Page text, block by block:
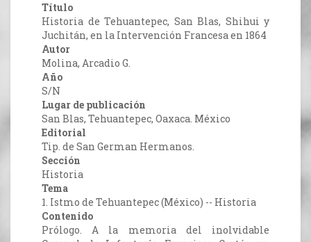
Título
Historia de Tehuantepec, San Blas, Shihui y
Juchitán, en la Intervención Francesa en 1864
Autor
Molina, Arcadio G.
Año
S/N
Lugar de publicación
San Blas, Tehuantepec, Oaxaca. México
Editorial
Tip. de San German Hermanos.
Sección
Historia
Tema
1. Istmo de Tehuantepec (México) -- Historia
Contenido
Prólogo. A la memoria del inolvidable